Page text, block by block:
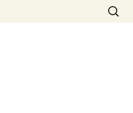
Search
for: